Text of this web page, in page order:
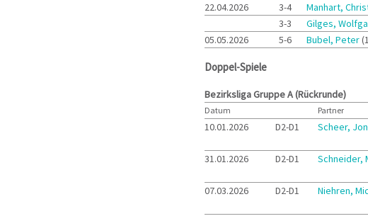
22.04.2026
3-4 Manhart,
3-3
Gilges,
05.05.2026
5-6 Bubel, Peter
Doppel-Spiele
Bezirksliga Gruppe A (Rückrunde)
Datum Partner
10.01.2026 D2-D1 Scheer,
31.01.2026 D2-D1 Schneider,
07.03.2026 D2-D1 Niehren,